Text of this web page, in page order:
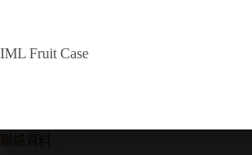
IML Fruit Case